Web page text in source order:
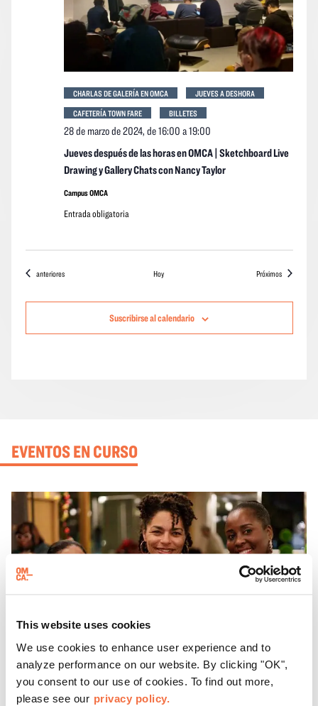
This website uses cookies
We use cookies to enhance user experience and to
analyze performance on our website. By clicking "OK",
you consent to our use of cookies. To find out more,
please see our privacy policy.
Jueves después de las horas en OMCA | Sketchboard Live
Drawing y Gallery Chats con Nancy Taylor
28 de marzo de 2024, de 16:00 a19:00
CHARLAS DE GALERÍA EN OMCA
JUEVES A DESHORA
CAFETERÍA TOWN FARE
BILLETES
Campus OMCA
Entrada obligatoria
Eventos
anteriores Hoy Próximoseventos
Suscribirse al calendario
EVENTOS EN CURSO